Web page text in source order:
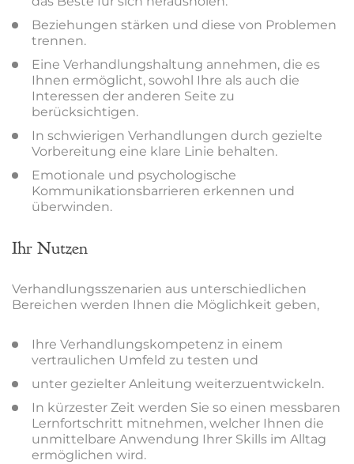
Beziehungen stärken und diese von Problemen
trennen.
Eine Verhandlungshaltung annehmen, die es
Ihnen ermöglicht, sowohl Ihre als auch die
Interessen der anderen Seite zu
berücksichtigen.
In schwierigen Verhandlungen durch gezielte
Vorbereitung eine klare Linie behalten.
Emotionale und psychologische
Kommunikationsbarrieren erkennen und
überwinden.
Ihr Nutzen
Verhandlungsszenarien aus unterschiedlichen
Bereichen werden Ihnen die Möglichkeit geben,
Ihre Verhandlungskompetenz in einem
vertraulichen Umfeld zu testen und
unter gezielter Anleitung weiterzuentwickeln.
In kürzester Zeit werden Sie so einen messbaren
Lernfortschritt mitnehmen, welcher Ihnen die
unmittelbare Anwendung Ihrer Skills im Alltag
ermöglichen wird.